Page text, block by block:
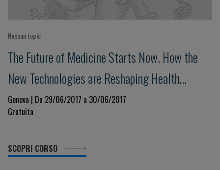
Nessun topic
The Future of Medicine Starts Now. How the
New Technologies are Reshaping Health
Science
Genova | Da 29/06/2017 a 30/06/2017
Gratuita
SCOPRI CORSO